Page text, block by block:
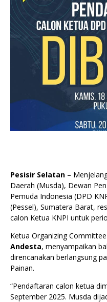
Pesisir Selatan –
Daerah (Musda), Dewan
Pemuda Indonesia (DPD
(Pessel), Sumatera Barat,
calon Ketua KNPI untuk
Ketua Organizing
Andesta, menyampaikan
direncanakan berlangsung
Painan.
“Pendaftaran calon ketua
September 2025. Musda